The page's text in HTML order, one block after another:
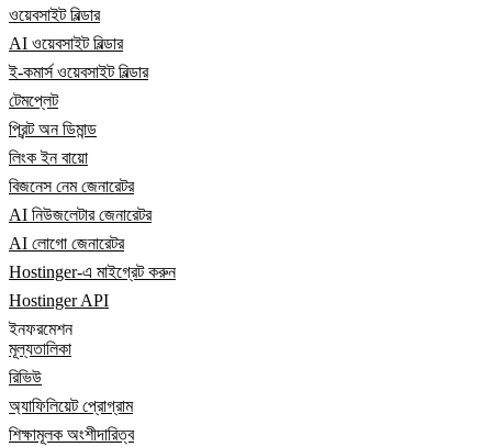
ওয়েবসাইট বিল্ডার
AI ওয়েবসাইট বিল্ডার
ই-কমার্স ওয়েবসাইট বিল্ডার
টেমপ্লেট
প্রিন্ট অন ডিমান্ড
লিংক ইন বায়ো
বিজনেস নেম জেনারেটর
AI নিউজলেটার জেনারেটর
AI লোগো জেনারেটর
Hostinger-এ মাইগ্রেট করুন
Hostinger API
ইনফরমেশন
মূল্যতালিকা
রিভিউ
অ্যাফিলিয়েট প্রোগ্রাম
শিক্ষামূলক অংশীদারিত্ব